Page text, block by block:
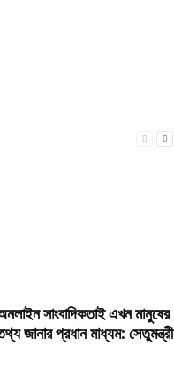
সাংবাদিকতাই এখন মানুষের
জানার প্রধান মাধ্যম: সেতুমন্ত্রী